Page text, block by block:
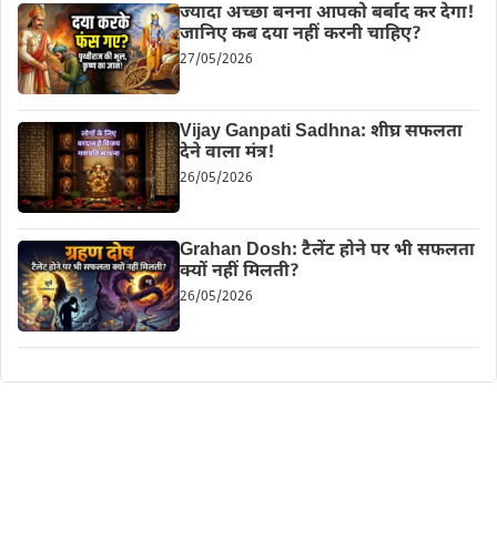
ज्यादा अच्छा बनना आपको बर्बाद कर देगा!
जानिए कब दया नहीं करनी चाहिए?
27/05/2026
Vijay Ganpati Sadhna: शीघ्र सफलता
देने वाला मंत्र!
26/05/2026
Grahan Dosh: टैलेंट होने पर भी सफलता
क्यों नहीं मिलती?
26/05/2026